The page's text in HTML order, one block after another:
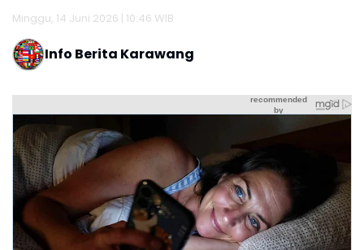
Minggu, 14 Juni 2026 | 10:46 WIB
Info Berita Karawang